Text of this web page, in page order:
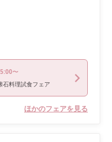
〜
石料理試食フェア
ほかのフェアを見る